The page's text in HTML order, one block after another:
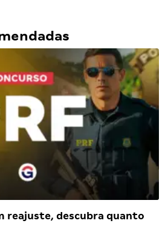
reajuste, descubra quanto